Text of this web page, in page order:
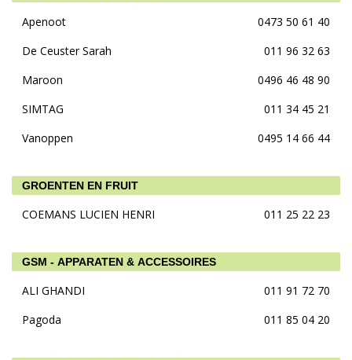
Apenoot
0473 50 61 40
De Ceuster Sarah
011 96 32 63
Maroon
0496 46 48 90
SIMTAG
011 34 45 21
Vanoppen
0495 14 66 44
GROENTEN EN FRUIT
COEMANS LUCIEN HENRI 011 25 22 23
GSM - APPARATEN & ACCESSOIRES
ALI GHANDI
011 91 72 70
Pagoda
011 85 04 20